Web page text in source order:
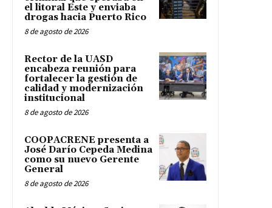
el litoral Este y enviaba
drogas hacia Puerto Rico
8 de agosto de 2026
Rector de la UASD
encabeza reunión para
fortalecer la gestión de
calidad y modernización
institucional
8 de agosto de 2026
COOPACRENE presenta a
José Darío Cepeda Medina
como su nuevo Gerente
General
8 de agosto de 2026